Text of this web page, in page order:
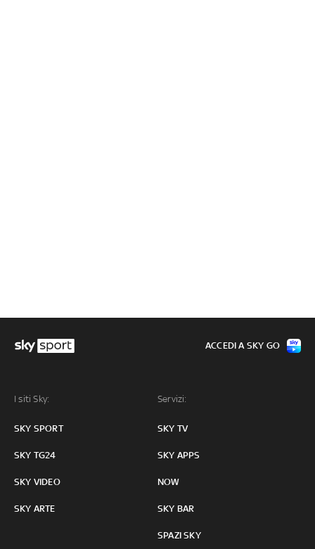
I siti Sky:
SKY SPORT
SKY TG24
SKY VIDEO
SKY ARTE
Servizi:
SKY TV
SKY APPS
NOW
SKY BAR
SPAZI SKY
ACCEDI A SKY GO